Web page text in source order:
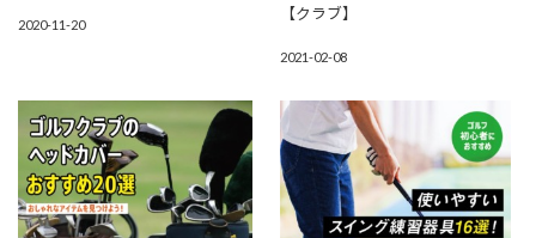
2020-11-20
【クラブ】
2021-02-08